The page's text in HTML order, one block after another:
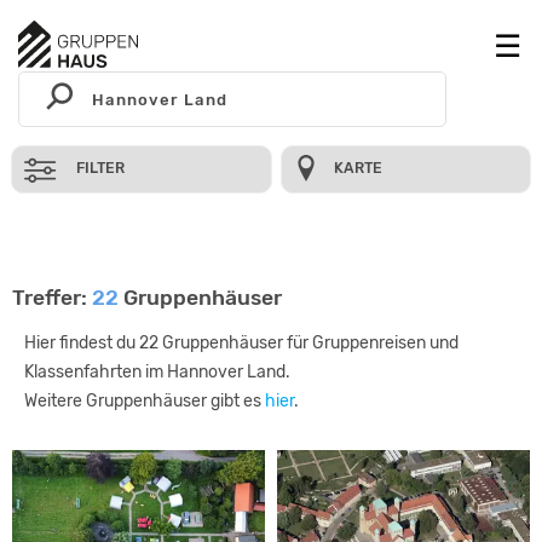
FILTER KARTE
Treffer: 22 Gruppenhäuser
Hier findest du 22 Gruppenhäuser für Gruppenreisen und
Klassenfahrten im Hannover Land.
Weitere Gruppenhäuser gibt es hier.